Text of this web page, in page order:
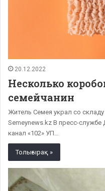
20.12.2022
Несколько
семейчанин
Житель Семея украл со
Semeynews.kz В пресс-
канал «102» УП…
Толығырақ »